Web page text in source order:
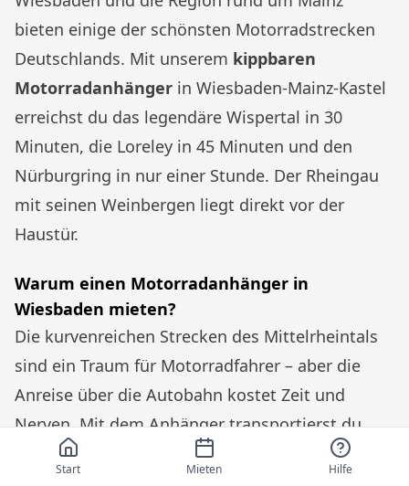
bieten einige der schönsten Motorradstrecken
Deutschlands. Mit unserem kippbaren
Motorradanhänger in Wiesbaden-Mainz-Kastel
erreichst du das legendäre Wispertal in 30
Minuten, die Loreley in 45 Minuten und den
Nürburgring in nur einer Stunde. Der Rheingau
mit seinen Weinbergen liegt direkt vor der
Haustür.
Warum einen Motorradanhänger in
Wiesbaden mieten?
Die kurvenreichen Strecken des Mittelrheintals
sind ein Traum für Motorradfahrer – aber die
Anreise über die Autobahn kostet Zeit und
Nerven. Mit dem Anhänger transportierst du
dein Bike entspannt zum Startpunkt und genießt
Start Mieten Hilfe